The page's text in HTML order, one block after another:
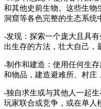
和其他史前生物。这些生物
洞窟等各色完整的生态系统
-发现：探索一个庞大且具
出生存的方法，壮大自己，
-制作和建造：使用任何生
和物品，建造避难所、村庄
-独自求生或与其他人一起
玩家联合或竞争，或在单人